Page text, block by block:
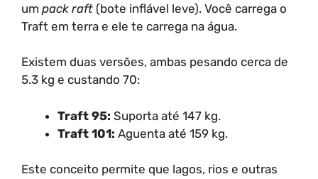
um pack raft (bote inflável leve). Você carrega o
Traft em terra e ele te carrega na água.
Existem duas versões, ambas pesando cerca de
5.3 kg e custando 70:
Traft 95: Suporta até 147 kg.
Traft 101: Aguenta até 159 kg.
Este conceito permite que lagos, rios e outras